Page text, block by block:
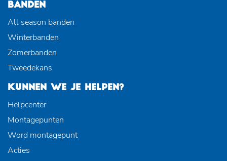
BANDEN
All season banden
Winterbanden
Zomerbanden
Tweedekans
KUNNEN WE JE HELPEN?
Helpcenter
Montagepunten
Word montagepunt
Acties